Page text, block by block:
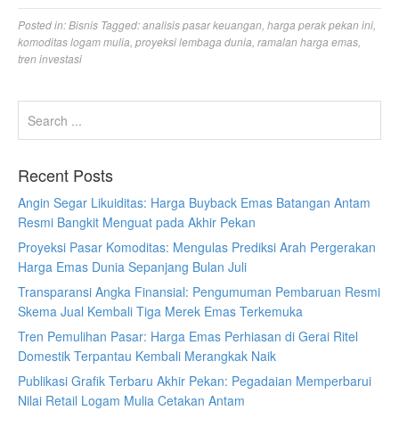
Posted in:Bisnis Tagged:analisis pasar keuangan, harga perak pekan ini,
komoditas logam mulia, proyeksi lembaga dunia, ramalan harga emas,
tren investasi
Recent Posts
Angin Segar Likuiditas: Harga Buyback Emas Batangan Antam
Resmi Bangkit Menguat pada Akhir Pekan
Proyeksi Pasar Komoditas: Mengulas Prediksi Arah Pergerakan
Harga Emas Dunia Sepanjang Bulan Juli
Transparansi Angka Finansial: Pengumuman Pembaruan Resmi
Skema Jual Kembali Tiga Merek Emas Terkemuka
Tren Pemulihan Pasar: Harga Emas Perhiasan di Gerai Ritel
Domestik Terpantau Kembali Merangkak Naik
Publikasi Grafik Terbaru Akhir Pekan: Pegadaian Memperbarui
Nilai Retail Logam Mulia Cetakan Antam